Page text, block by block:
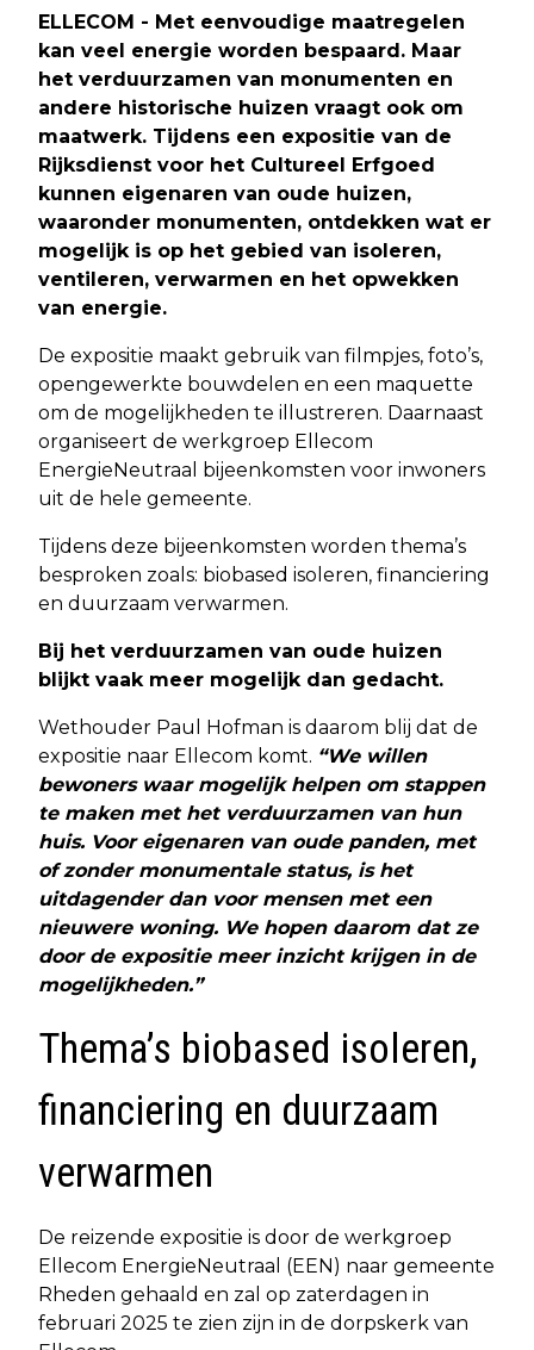
ELLECOM - Met eenvoudige maatregelen
kan veel energie worden bespaard. Maar
het verduurzamen van monumenten en
andere historische huizen vraagt ook om
maatwerk. Tijdens een expositie van de
Rijksdienst voor het Cultureel Erfgoed
kunnen eigenaren van oude huizen,
waaronder monumenten, ontdekken wat er
mogelijk is op het gebied van isoleren,
ventileren, verwarmen en het opwekken
van energie.
De expositie maakt gebruik van filmpjes, foto’s,
opengewerkte bouwdelen en een maquette
om de mogelijkheden te illustreren. Daarnaast
organiseert de werkgroep Ellecom
EnergieNeutraal bijeenkomsten voor inwoners
uit de hele gemeente.
Tijdens deze bijeenkomsten worden thema’s
besproken zoals: biobased isoleren, financiering
en duurzaam verwarmen.
Bij het verduurzamen van oude huizen
blijkt vaak meer mogelijk dan gedacht.
Wethouder Paul Hofman is daarom blij dat de
expositie naar Ellecom komt. “We willen
bewoners waar mogelijk helpen om stappen
te maken met het verduurzamen van hun
huis. Voor eigenaren van oude panden, met
of zonder monumentale status, is het
uitdagender dan voor mensen met een
nieuwere woning. We hopen daarom dat ze
door de expositie meer inzicht krijgen in de
mogelijkheden.”
Thema’s biobased isoleren,
financiering en duurzaam
verwarmen
De reizende expositie is door de werkgroep
Ellecom EnergieNeutraal (EEN) naar gemeente
Rheden gehaald en zal op zaterdagen in
februari 2025 te zien zijn in de dorpskerk van